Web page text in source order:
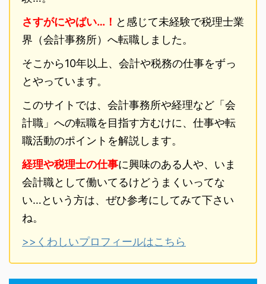
さすがにやばい…！ と感じて未経験で税理士業
界（会計事務所）へ転職しました。
そこから10年以上、会計や税務の仕事をずっ
とやっています。
このサイトでは、会計事務所や経理など「会
計職」への転職を目指す方むけに、仕事や転
職活動のポイントを解説します。
経理や税理士の仕事に興味のある人や、いま
会計職として働いてるけどうまくいってな
い…という方は、ぜひ参考にしてみて下さい
ね。
>>くわしいプロフィールはこちら